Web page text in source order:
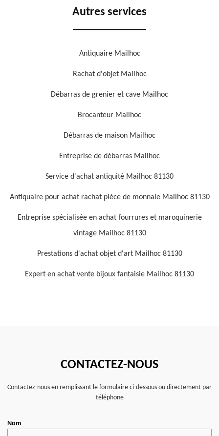
Autres services
Antiquaire Mailhoc
Rachat d'objet Mailhoc
Débarras de grenier et cave Mailhoc
Brocanteur Mailhoc
Débarras de maison Mailhoc
Entreprise de débarras Mailhoc
Service d'achat antiquité Mailhoc 81130
Antiquaire pour achat rachat pièce de monnaie Mailhoc 81130
Entreprise spécialisée en achat fourrures et maroquinerie
vintage Mailhoc 81130
Prestations d'achat objet d'art Mailhoc 81130
Expert en achat vente bijoux fantaisie Mailhoc 81130
CONTACTEZ-NOUS
Contactez-nous en remplissant le formulaire ci-dessous ou directement par
téléphone
Nom